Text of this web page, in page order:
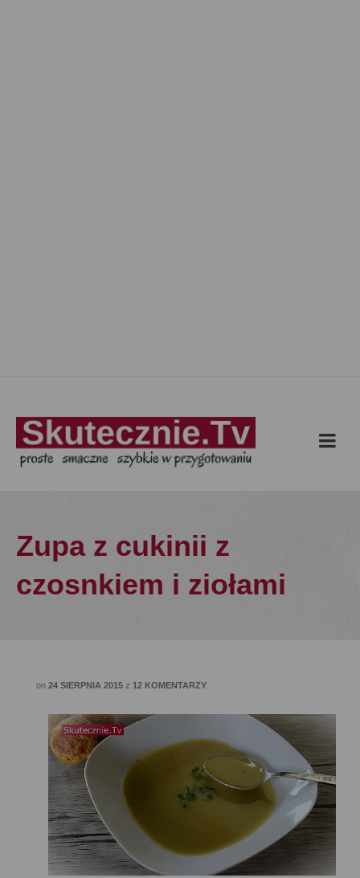
Zupa z cukinii z
czosnkiem i ziołami
on 24 SIERPNIA 2015 z 12 KOMENTARZY